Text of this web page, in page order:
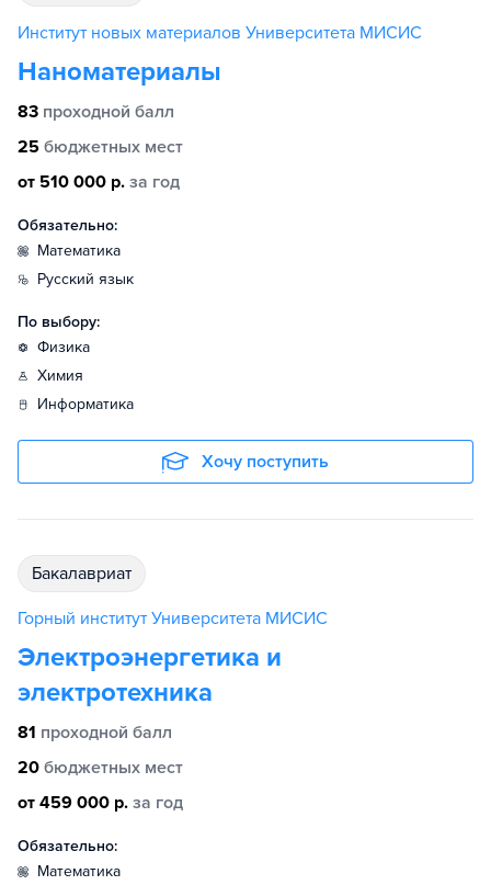
Институт новых материалов Университета МИСИС
Наноматериалы
83 проходной балл
25 бюджетных мест
от 510 000 р. за год
Обязательно:
математика
русский язык
По выбору:
физика
химия
информатика
Хочу поступить
бакалавриат
Горный институт Университета МИСИС
Электроэнергетика и
электротехника
81 проходной балл
20 бюджетных мест
от 459 000 р. за год
Обязательно:
математика